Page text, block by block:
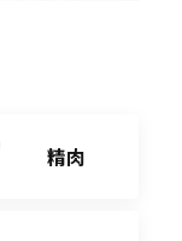
精肉